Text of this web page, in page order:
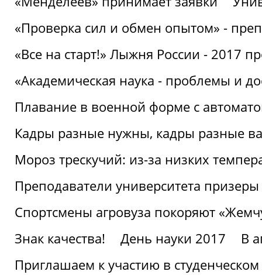
«Проверка сил и обмен опытом» -
«Все на старт!» Лыжня России - 2017
«Академическая наука - проблемы и
Плавание в военной форме с
Кадры разные нужны, кадры разные
Мороз трескучий: из-за низких
Преподаватели университета
Спортсмены агровуза покоряют
Знак качества!
День науки 2017
В
Приглашаем к участию в